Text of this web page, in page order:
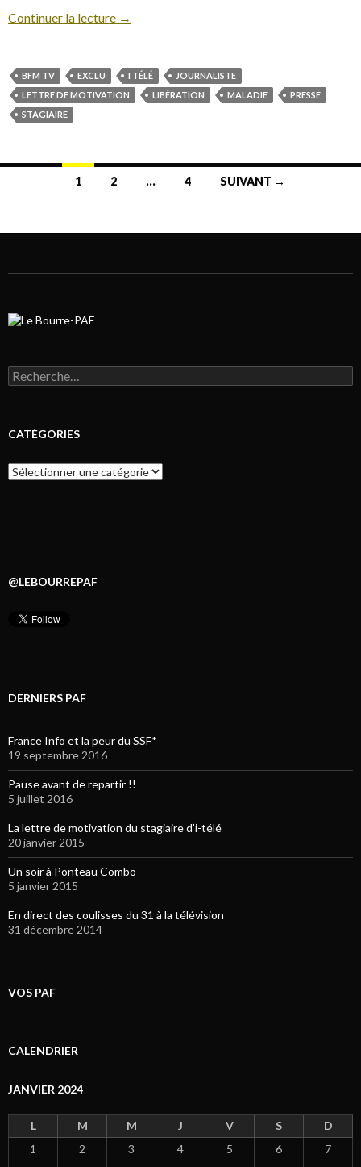
Continuer la lecture →
BFM TV EXCLU I TÉLÉ
JOURNALISTE
LETTRE DE MOTIVATION
LIBÉRATION MALADIE
PRESSE
STAGIAIRE
1 2 … 4 SUIVANT →
Rechercher :
CATÉGORIES
Catégories
@LEBOURREPAF
DERNIERS PAF
France Info et la peur du SSF*
19 septembre 2016
Pause avant de repartir !!
5 juillet 2016
La lettre de motivation du stagiaire d’i-télé
20 janvier 2015
Un soir à Ponteau Combo
5 janvier 2015
En direct des coulisses du 31 à la télévision
31 décembre 2014
VOS PAF
CALENDRIER
JANVIER 2024
L M M J V S
D
1
2 3 4 5 6
7